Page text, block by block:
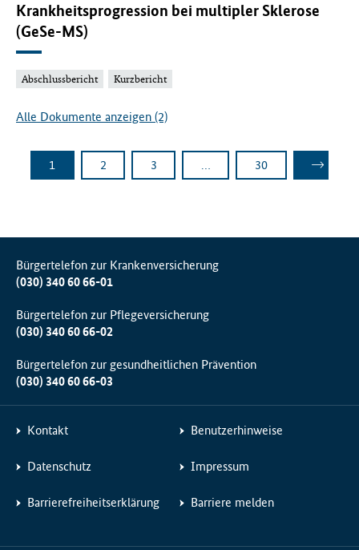
Krankheitsprogression bei multipler Sklerose
(GeSe-MS)
Abschlussbericht Kurzbericht
Alle Dokumente anzeigen (2)
Seite
1
Seite
2
Seite
3 Platzhalter weitere Seiten
Seite
30
Bürgertelefon zur Krankenversicherung
(030) 340 60 66-01
Bürgertelefon zur Pflegeversicherung
(030) 340 60 66-02
Bürgertelefon zur gesundheitlichen Prävention
(030) 340 60 66-03
Kontakt Benutzerhinweise
Datenschutz Impressum
Barrierefreiheitserklärung Barriere melden